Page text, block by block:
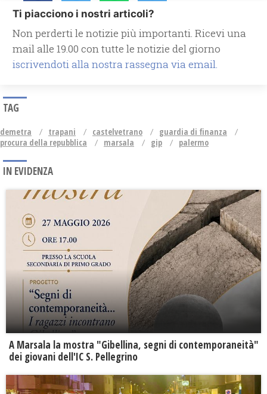
Ti piacciono i nostri articoli?
Non perderti le notizie più importanti. Ricevi una
mail alle 19.00 con tutte le notizie del giorno
iscrivendoti alla nostra rassegna via email.
TAG
demetra trapani castelvetrano
guardia di finanza
procura della repubblica
marsala gip palermo
IN EVIDENZA
A Marsala la mostra "Gibellina, segni di contemporaneità"
dei giovani dell'IC S. Pellegrino